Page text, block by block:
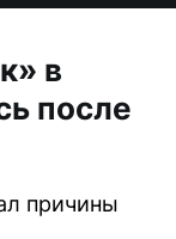
в
после
причины